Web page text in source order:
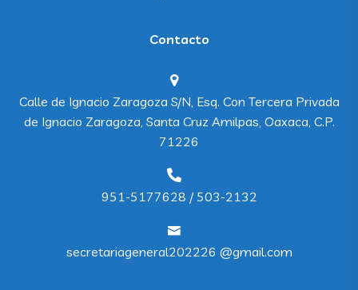
Contacto
Calle de Ignacio Zaragoza S/N, Esq. Con Tercera Privada
de Ignacio Zaragoza, Santa Cruz Amilpas, Oaxaca, C.P.
71226
951-5177628 / 503-2132
secretariageneral202226 @gmail.com